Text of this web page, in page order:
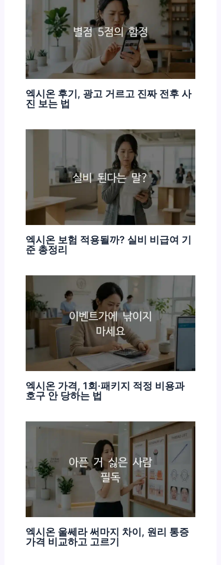
엑시온 후기, 광고 거르고 진짜 전후 사
진 보는 법
엑시온 보험 적용될까? 실비 비급여 기
준 총정리
엑시온 가격, 1회·패키지 적정 비용과
호구 안 당하는 법
엑시온 울쎄라 써마지 차이, 원리 통증
가격 비교하고 고르기